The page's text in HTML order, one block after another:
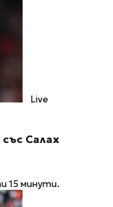
Live
Салах
15 минути.